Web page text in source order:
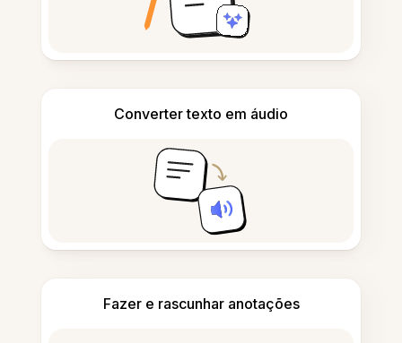
Converter texto em áudio
Fazer e rascunhar anotações